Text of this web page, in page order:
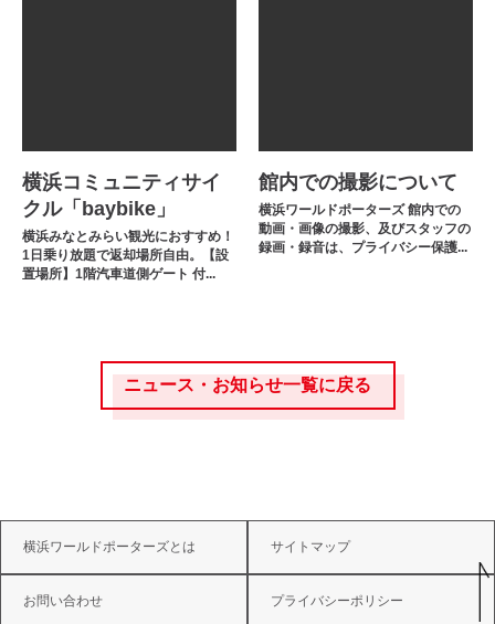
横浜コミュニティサイ
クル「baybike」
横浜みなとみらい観光におすすめ！
1日乗り放題で返却場所自由。【設
置場所】1階汽車道側ゲート 付...
館内での撮影について
横浜ワールドポーターズ 館内での
動画・画像の撮影、及びスタッフの
録画・録音は、プライバシー保護...
ニュース・お知らせ一覧に戻る
横浜ワールドポーターズとは サイトマップ
お問い合わせ プライバシーポリシー